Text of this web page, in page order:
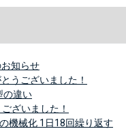
知らせ
うございました！
の違い
ざいました！
機械化 1日18回繰り返す